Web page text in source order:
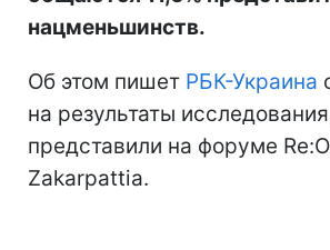
нацменьшинств.
Об этом пишет РБК-Украина
на результаты
представили на форуме
Zakarpattia.